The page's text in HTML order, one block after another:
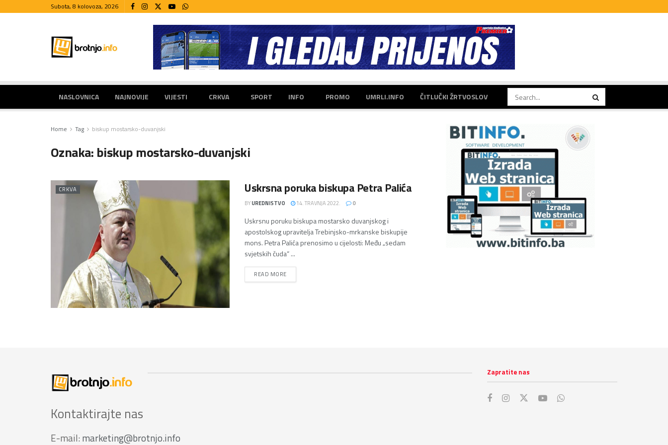
Subota, 8 kolovoza, 2026
NASLOVNICA NAJNOVIJE VIJESTI CRKVA SPORT INFO PROMO UMRLI.INFO ČITLUČKI ŽRTVOSLOV
Home Tag biskup mostarsko-duvanjski
Oznaka: biskup mostarsko-duvanjski
CRKVA Uskrsna poruka biskupa Petra Palića
BYUREDNISTVO 14. TRAVNJA 2022. 0
Uskrsnu poruku biskupa mostarsko duvanjskog i
apostolskog upravitelja Trebinjsko-mrkanske biskupije
mons. Petra Palića prenosimo u cijelosti: Među „sedam
svjetskih čuda“ ...
READ MOREDETAILS
Kontaktirajte nas
E-mail: marketing@brotnjo.info
Zapratite nas